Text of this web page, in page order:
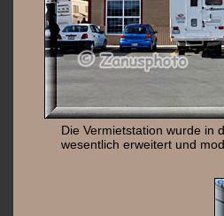
Die Vermietstation wurde in
wesentlich erweitert und